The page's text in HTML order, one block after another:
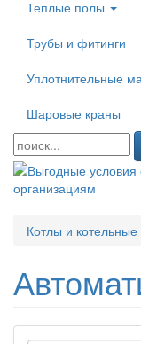
Теплые полы
Трубы и фитинги
Уплотнительные
Шаровые краны
Котлы и котельные